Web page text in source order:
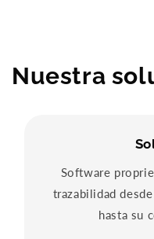
Nuestra
Software
trazabilidad
hasta su